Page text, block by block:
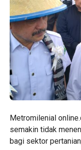
Metromilenial
semakin tidak
bagi sektor